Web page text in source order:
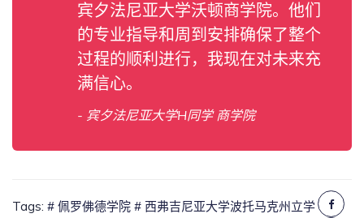
宾夕法尼亚大学沃顿商学院。他们
的专业指导和周到安排确保了整个
过程的顺利进行，我现在对未来充
满信心。
- 宾夕法尼亚大学H同学 商学院
Tags: # 佩罗佛德学院 # 西弗吉尼亚大学波托马克州立学